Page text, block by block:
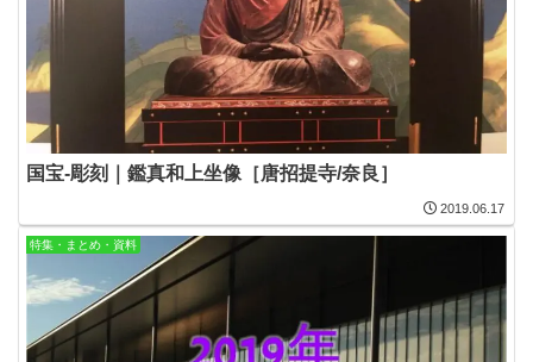
国宝-彫刻｜鑑真和上坐像［唐招提寺/奈良］
2019.06.17
特集・まとめ・資料